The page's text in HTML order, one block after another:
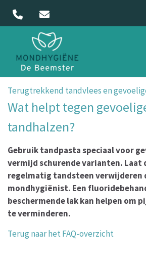
Terugtrekkend tandvlees en
Wat helpt tegen
tandhalzen?
Gebruik tandpasta speciaal voor
vermijd schurende varianten. Laat
regelmatig tandsteen verwijderen
mondhygiënist. Een
beschermende lak kan helpen om
te verminderen.
Terug naar het FAQ-overzicht